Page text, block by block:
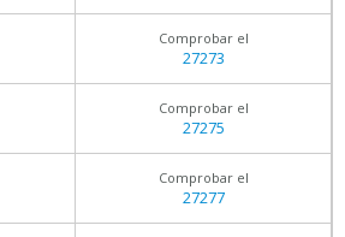
Comprobar el
27273
Comprobar el
27275
Comprobar el
27277